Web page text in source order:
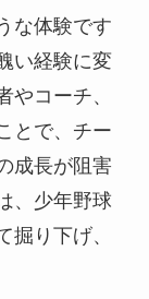
な体験です
い経験に変
やコーチ、
とで、チー
成長が阻害
、少年野球
掘り下げ、